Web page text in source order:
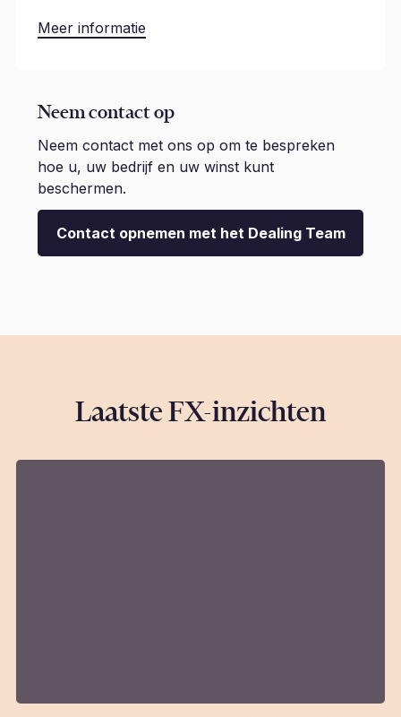
Meer informatie
Neem contact op
Neem contact met ons op om te bespreken
hoe u, uw bedrijf en uw winst kunt
beschermen.
Contact opnemen met het Dealing Team
Laatste FX-inzichten